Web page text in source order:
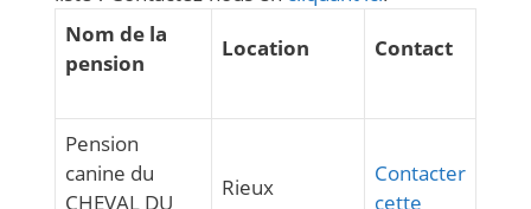
Nom de la
pension
Location Contact
Pension
canine du
CHEVAL DU
Rieux
Contacter
cette